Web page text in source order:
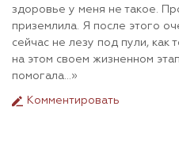
здоровье у меня не такое.
приземлила. Я после этого
сейчас не лезу под пули, как
на этом своем жизненном
помогала…»
Комментировать